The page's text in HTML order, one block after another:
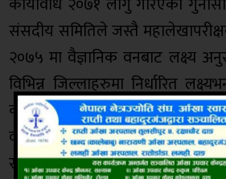
संसदीय समितिले जस्तै
२०७५ मा वैज्ञानिक वनबाट लक्ष्य
विभिन्न जिल्लाहरुमा निर्धारित
कटान गरेको कुरा औंल्याइएको छ ।
व्यापकरुपमा वन विनास गरी आर्थिक
सार्वजनिक लेखा समितिमा पनि उजुरी